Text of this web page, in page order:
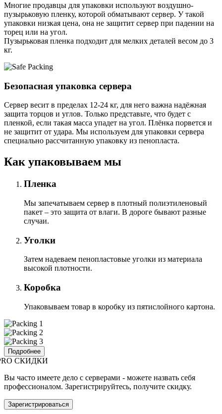
Многие продавцы для упаковки используют воздушно-
пузырьковую пленку, которой обматывают сервер. У такой
упаковки низкая цена, она не защитит сервер при падении на
торец или на угол.
Пузырьковая пленка подходит для мелких деталей весом до 3
кг.
Безопасная упаковка сервера
Сервер весит в пределах 12-24 кг, для него важна надёжная
защита торцов и углов. Только представьте, что будет с
пленкой, если такая масса упадет на угол. Плёнка порвется и
не защитит от удара. Мы используем для упаковки сервера
специально расcчитанную упаковку из пенопласта.
Как упаковываем мы
Пленка
Мы запечатываем сервер в плотный полиэтиленовый
пакет – это защита от влаги. В дороге бывают разные
случаи.
Уголки
Затем надеваем пенопластовые уголки из материала
высокой плотности.
Коробка
Упаковываем товар в коробку из пятислойного картона.
Подробнее
СКИДКИ
Вы часто имеете дело с серверами - можете назвать себя
профессионалом. Зарегистрируйтесь, получите скидку.
Зарегистрироваться